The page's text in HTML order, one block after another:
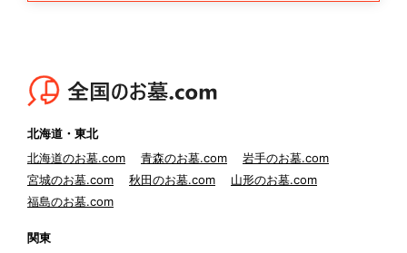
北海道・東北
北海道のお墓.com
青森のお墓.com
岩手のお墓.com
宮城のお墓.com
秋田のお墓.com
山形のお墓.com
福島のお墓.com
関東